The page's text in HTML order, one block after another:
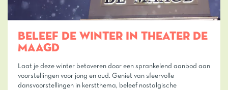
BELEEF DE WINTER IN THEATER DE
MAAGD
Laat je deze winter betoveren door een sprankelend aanbod aan
voorstellingen voor jong en oud. Geniet van sfeervolle
dansvoorstellingen in kerstthema, beleef nostalgische